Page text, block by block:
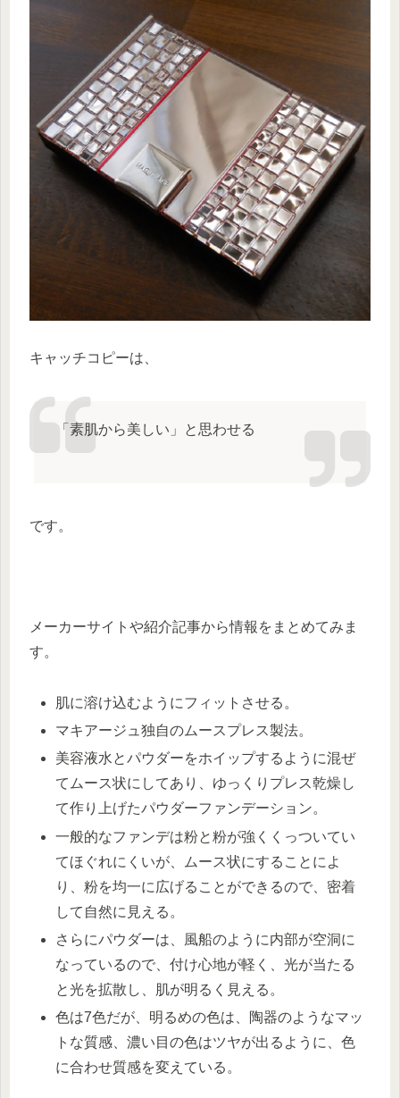
キャッチコピーは、
「素肌から美しい」と思わせる
です。
メーカーサイトや紹介記事から情報をまとめてみま
す。
肌に溶け込むようにフィットさせる。
マキアージュ独自のムースプレス製法。
美容液水とパウダーをホイップするように混ぜ
てムース状にしてあり、ゆっくりプレス乾燥し
て作り上げたパウダーファンデーション。
一般的なファンデは粉と粉が強くくっついてい
てほぐれにくいが、ムース状にすることによ
り、粉を均一に広げることができるので、密着
して自然に見える。
さらにパウダーは、風船のように内部が空洞に
なっているので、付け心地が軽く、光が当たる
と光を拡散し、肌が明るく見える。
色は7色だが、明るめの色は、陶器のようなマッ
トな質感、濃い目の色はツヤが出るように、色
に合わせ質感を変えている。